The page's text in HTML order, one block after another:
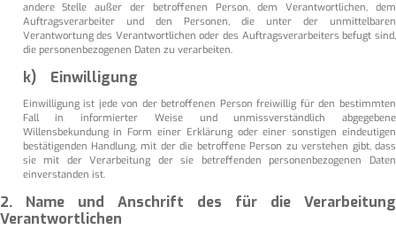
andere Stelle außer der betroffenen Person, dem Verantwortlichen, dem
Auftragsverarbeiter und den Personen, die unter der unmittelbaren
Verantwortung des Verantwortlichen oder des Auftragsverarbeiters befugt sind,
die personenbezogenen Daten zu verarbeiten.
k) Einwilligung
Einwilligung ist jede von der betroffenen Person freiwillig für den bestimmten
Fall in informierter Weise und unmissverständlich abgegebene
Willensbekundung in Form einer Erklärung oder einer sonstigen eindeutigen
bestätigenden Handlung, mit der die betroffene Person zu verstehen gibt, dass
sie mit der Verarbeitung der sie betreffenden personenbezogenen Daten
einverstanden ist.
2. Name und Anschrift des für die Verarbeitung
Verantwortlichen